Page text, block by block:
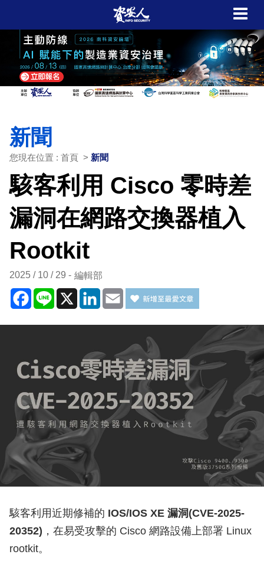
新聞
您現在位置 : 首頁 > 新聞
駭客利用 Cisco 零時差
漏洞在網路交換器植入
Rootkit
2025 / 10 / 29 編輯部
Facebook
Line X LinkedIn
Email
駭客利用近期修補的 IOS/IOS XE 漏洞(CVE-2025-
20352) ，在易受攻擊的 Cisco 網路設備上部署 Linux
rootkit。